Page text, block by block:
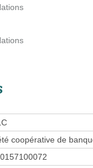
coopérative de